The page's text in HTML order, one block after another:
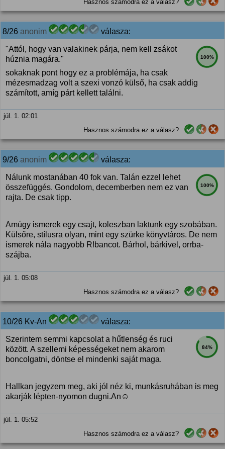
Hasznos számodra ez a válasz?
8/26 anonim válasza:
100%
"Attól, hogy van valakinek párja, nem kell zsákot
húznia magára."
sokaknak pont hogy ez a problémája, ha csak
mézesmadzag volt a szexi vonzó külső, ha csak addig
számított, amíg párt kellett találni.
júl. 1. 02:01
Hasznos számodra ez a válasz?
9/26 anonim válasza:
100%
Nálunk mostanában 40 fok van. Talán ezzel lehet
összefüggés. Gondolom, decemberben nem ez van
rajta. De csak tipp.
Amúgy ismerek egy csajt, koleszban laktunk egy szobában.
Külsőre, stílusra olyan, mint egy szürke könyvtáros. De nem
ismerek nála nagyobb R!bancot. Bárhol, bárkivel, orrba-
szájba.
júl. 1. 05:08
Hasznos számodra ez a válasz?
10/26 Kv-An válasza:
84%
Szerintem semmi kapcsolat a hűtlenség és ruci
között. A szellemi képességeket nem akarom
boncolgatni, döntse el mindenki saját maga.
Hallkan jegyzem meg, aki jól néz ki, munkásruhában is meg
akarják lépten-nyomon dugni.An☺️
júl. 1. 05:52
Hasznos számodra ez a válasz?